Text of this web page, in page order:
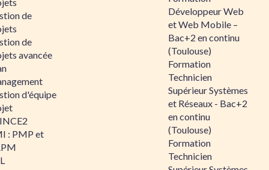
de
de
avancée
d'équipe
: PMP et
Développeur Web
et Web Mobile –
Bac+2 en continu
(Toulouse)
Formation
Technicien
Supérieur Systèmes
et Réseaux - Bac+2
en continu
(Toulouse)
Formation
Technicien